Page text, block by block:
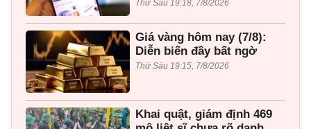
Thứ Sáu 19:18, 7/8/2026
Giá vàng hôm nay (7/8):
Diễn biến đầy bất ngờ
Thứ Sáu 19:15, 7/8/2026
Khai quật, giám định 469